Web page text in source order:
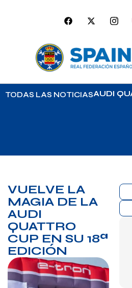
TODAS LAS NOTICIASAUDI
VUELVE LA
MAGIA DE LA
AUDI
QUATTRO
CUP EN SU 18ª
EDICIÓN